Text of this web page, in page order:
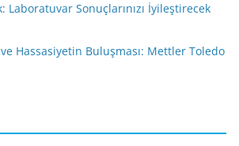
Laboratuvar Sonuçlarınızı İyileştirecek
Hassasiyetin Buluşması: Mettler Toledo